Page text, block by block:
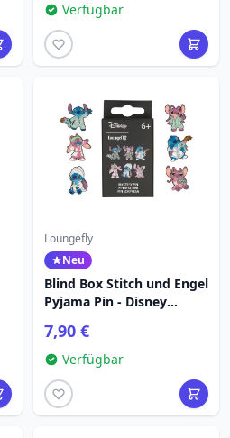
Verfügbar
Loungefly
Neu
Blind Box Stitch und Engel
Pyjama Pin - Disney
7,90 €
Verfügbar